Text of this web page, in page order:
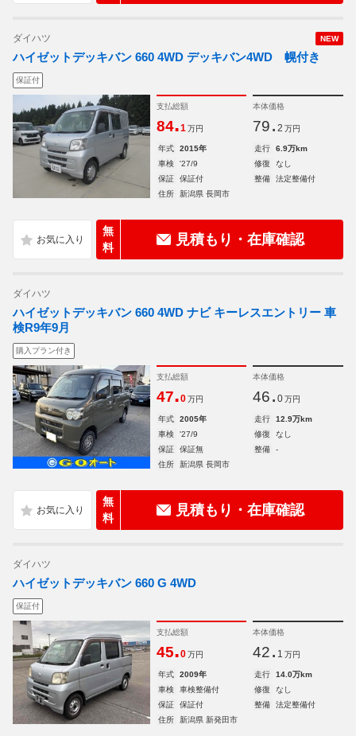
NEW
ダイハツ
ハイゼットデッキバン 660 4WD デッキバン4WD 幌付き
保証付
支払総額
84.1 万円
本体価格
79. 2 万円
年式 2015年 走行
6.9万km
車検
'27/9 修復
なし
保証
保証付 整備
法定整備付
住所
新潟県 長岡市
無
料
見積もり・在庫確認
ダイハツ
ハイゼットデッキバン 660 4WD ナビ キーレスエントリー 車
検R9年9月
購入プラン付き
支払総額
47.0 万円
本体価格
46. 0 万円
年式 2005年 走行
12.9万km
車検
'27/9 修復
なし
保証
保証無 整備
-
住所
新潟県 長岡市
無
料
見積もり・在庫確認
ダイハツ
ハイゼットデッキバン 660 G 4WD
保証付
支払総額
45.0 万円
本体価格
42. 1 万円
年式 2009年 走行
14.0万km
車検
車検整備付 修復
なし
保証
保証付 整備
法定整備付
住所
新潟県 新発田市